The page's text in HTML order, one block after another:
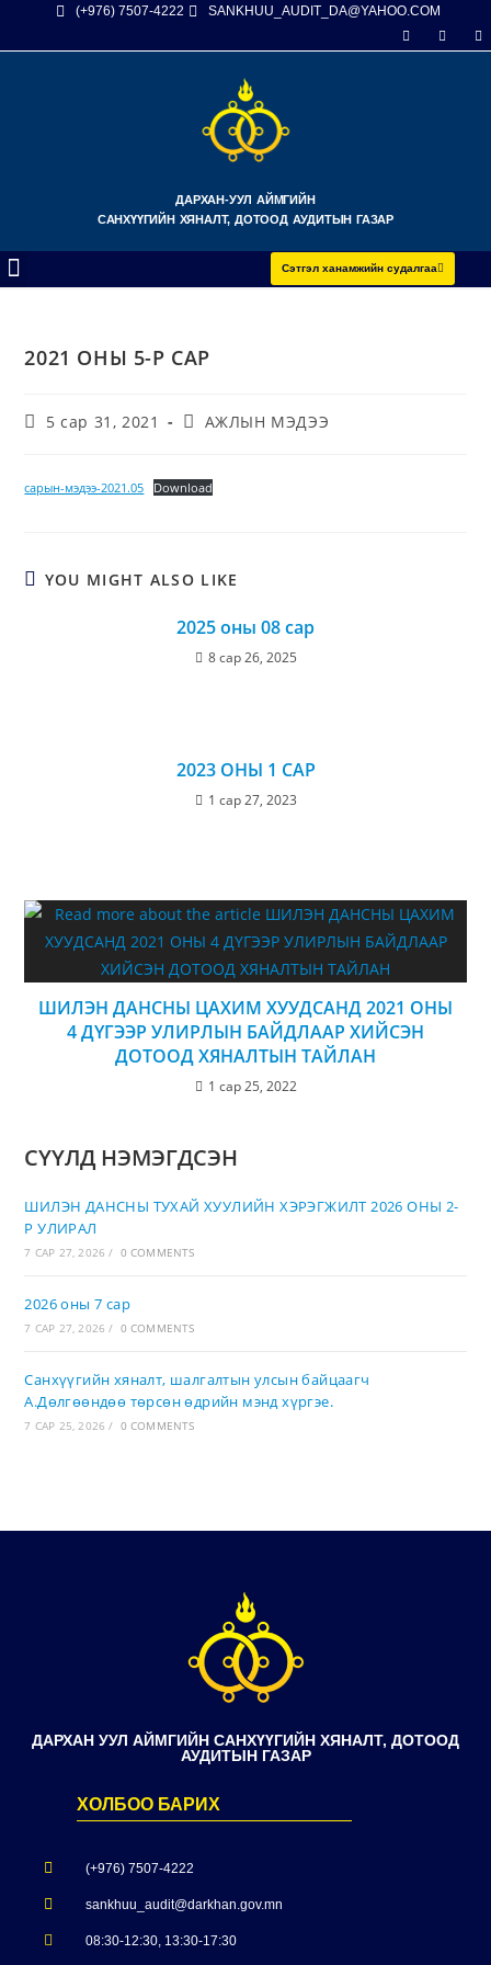
(+976) 7507-4222 SANKHUU_AUDIT_DA@YAHOO.COM
ДАРХАН-УУЛ АЙМГИЙН
САНХҮҮГИЙН ХЯНАЛТ, ДОТООД АУДИТЫН ГАЗАР
Сэтгэл ханамжийн судалгаа
2021 ОНЫ 5-Р САР
5 сар 31, 2021 АЖЛЫН МЭДЭЭ
сарын-мэдээ-2021.05 Download
YOU MIGHT ALSO LIKE
2025 оны 08 сар
8 сар 26, 2025
2023 ОНЫ 1 САР
1 сар 27, 2023
ШИЛЭН ДАНСНЫ ЦАХИМ ХУУДСАНД 2021 ОНЫ
4 ДҮГЭЭР УЛИРЛЫН БАЙДЛААР ХИЙСЭН
ДОТООД ХЯНАЛТЫН ТАЙЛАН
1 сар 25, 2022
СҮҮЛД НЭМЭГДСЭН
ШИЛЭН ДАНСНЫ ТУХАЙ ХУУЛИЙН ХЭРЭГЖИЛТ 2026 ОНЫ 2-
Р УЛИРАЛ
7 САР 27, 2026 / 0 COMMENTS
2026 оны 7 сар
7 САР 27, 2026 / 0 COMMENTS
Санхүүгийн хяналт, шалгалтын улсын байцаагч
А.Дөлгөөндөө төрсөн өдрийн мэнд хүргэе.
7 САР 25, 2026 / 0 COMMENTS
ДАРХАН УУЛ АЙМГИЙН САНХҮҮГИЙН ХЯНАЛТ, ДОТООД
АУДИТЫН ГАЗАР
ХОЛБОО БАРИХ
(+976) 7507-4222
sankhuu_audit@darkhan.gov.mn
08:30-12:30, 13:30-17:30